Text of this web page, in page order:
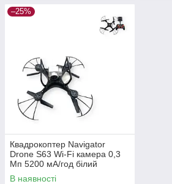
–25%
Квадрокоптер Navigator
Drone S63 Wi-Fi камера 0,3
Мп 5200 мА/год білий
(S63_1029)
В наявності